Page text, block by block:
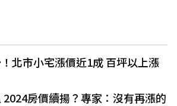
北市小宅漲價近1成 百坪以上漲
2024房價續揚？專家：沒有再漲的